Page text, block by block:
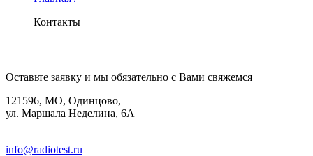
Контакты
Оставьте заявку и мы обязательно с Вами свяжемся
121596, МО, Одинцово,
ул. Маршала Неделина, 6А
info@radiotest.ru